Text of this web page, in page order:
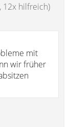
12x hilfreich)
mit
wir früher